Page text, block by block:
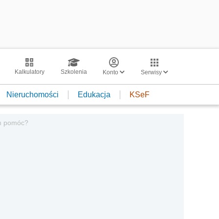
Kalkulatory Szkolenia Konto Serwisy
Nieruchomości Edukacja KSeF
pomóc?